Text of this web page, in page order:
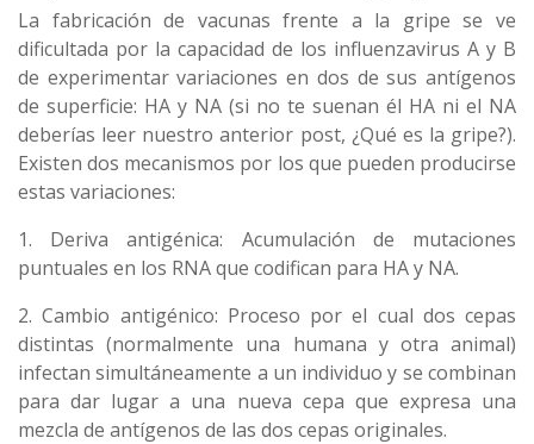
La fabricación de vacunas frente a la gripe se ve
dificultada por la capacidad de los influenzavirus A y B
de experimentar variaciones en dos de sus antígenos
de superficie: HA y NA (si no te suenan él HA ni el NA
deberías leer nuestro anterior post, ¿Qué es la gripe?).
Existen dos mecanismos por los que pueden producirse
estas variaciones:
1. Deriva antigénica: Acumulación de mutaciones
puntuales en los RNA que codifican para HA y NA.
2. Cambio antigénico: Proceso por el cual dos cepas
distintas (normalmente una humana y otra animal)
infectan simultáneamente a un individuo y se combinan
para dar lugar a una nueva cepa que expresa una
mezcla de antígenos de las dos cepas originales.